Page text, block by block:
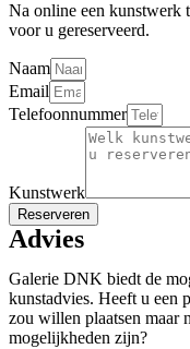
Na online een kunstwerk
voor u gereserveerd.
Naam
Email
Telefoonnummer
Kunstwerk
Reserveren
Advies
Galerie DNK biedt de
kunstadvies. Heeft u een
zou willen plaatsen maar
mogelijkheden zijn?